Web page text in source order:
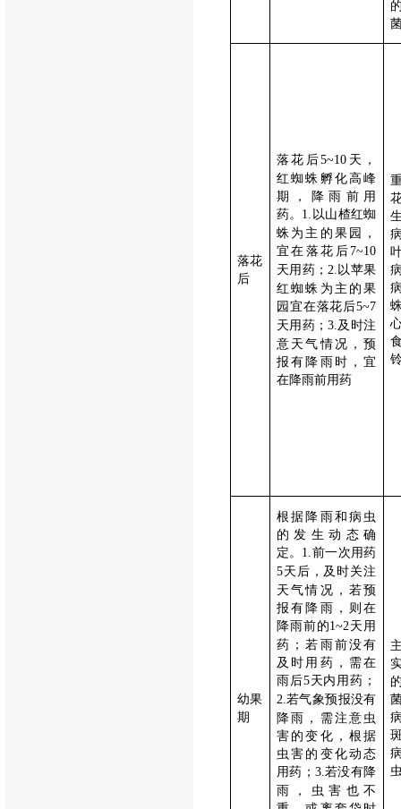
落花
后
落花后5~10 天，
红蜘蛛孵化高峰
期，降雨前用
药。 1. 以山楂红蜘
蛛为主的果园，
宜在落花后 7~10
天用药； 2. 以苹果
红蜘蛛为主的果
园宜在落花后5~7
天用药； 3.及时注
意天气情况，预
报有降雨时，宜
在降雨前用药
幼果
期
根据降雨和病虫
的发生动态确
定。 1.前一次用药
5天后，及时关注
天气情况，若预
报有降雨，则在
降雨前的1~2天用
药；若雨前没有
及时用药，需在
雨后5天内用药；
2.若气象预报没有
降雨，需注意虫
害的变化，根据
虫害的变化动态
用药； 3.若没有降
雨，虫害也不